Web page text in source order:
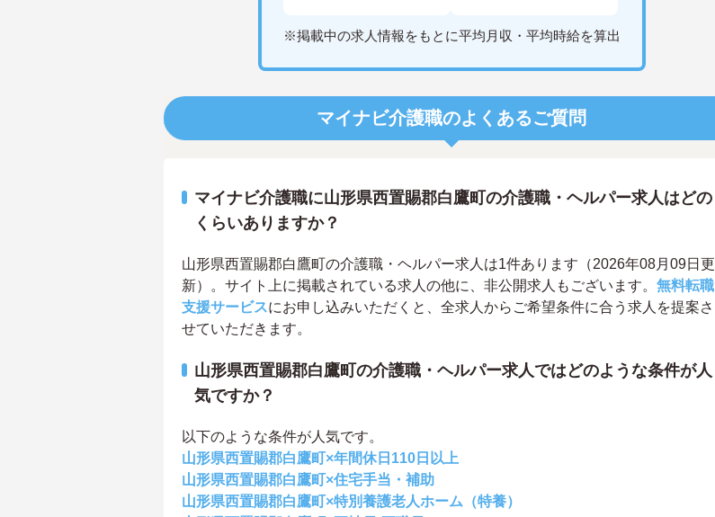
※掲載中の求人情報をもとに平均月収・平均時給を算出
マイナビ介護職のよくあるご質問
マイナビ介護職に山形県西置賜郡白鷹町の介護職・ヘルパー求人はどの
くらいありますか？
山形県西置賜郡白鷹町の介護職・ヘルパー求人は1件あります（2026年08月09日更
新）。サイト上に掲載されている求人の他に、非公開求人もございます。 無料転職
支援サービスにお申し込みいただくと、全求人からご希望条件に合う求人を提案さ
せていただきます。
山形県西置賜郡白鷹町の介護職・ヘルパー求人ではどのような条件が人
気ですか？
以下のような条件が人気です。
山形県西置賜郡白鷹町×年間休日110日以上
山形県西置賜郡白鷹町×住宅手当・補助
山形県西置賜郡白鷹町×特別養護老人ホーム（特養）